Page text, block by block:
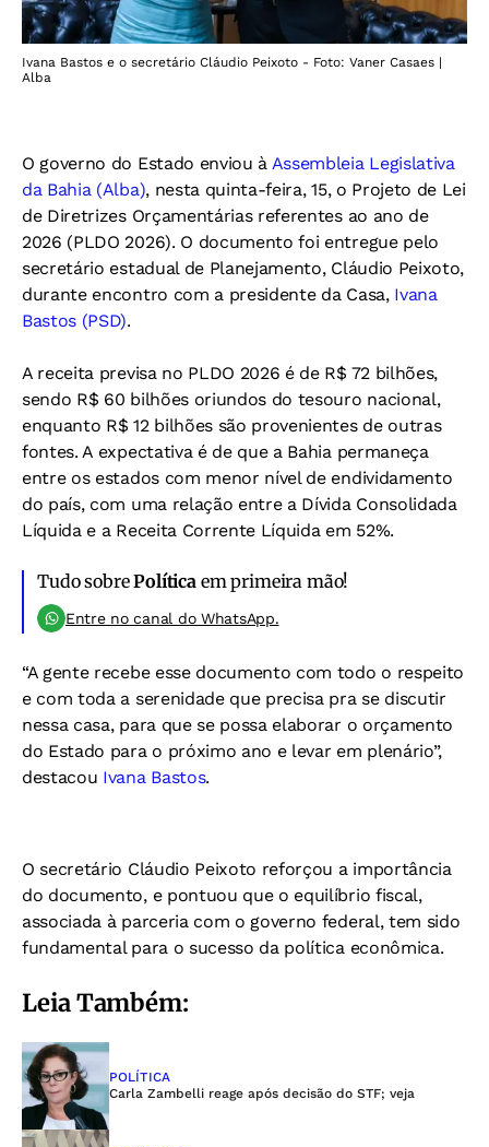
Ivana Bastos e o secretário Cláudio Peixoto - Foto: Vaner Casaes |
Alba
O governo do Estado enviou à Assembleia Legislativa
da Bahia (Alba), nesta quinta-feira, 15, o Projeto de Lei
de Diretrizes Orçamentárias referentes ao ano de
2026 (PLDO 2026). O documento foi entregue pelo
secretário estadual de Planejamento, Cláudio Peixoto,
durante encontro com a presidente da Casa, Ivana
Bastos (PSD).
A receita previsa no PLDO 2026 é de R$ 72 bilhões,
sendo R$ 60 bilhões oriundos do tesouro nacional,
enquanto R$ 12 bilhões são provenientes de outras
fontes. A expectativa é de que a Bahia permaneça
entre os estados com menor nível de endividamento
do país, com uma relação entre a Dívida Consolidada
Líquida e a Receita Corrente Líquida em 52%.
Tudo sobrePolíticaem primeira mão!
Entre no canal do WhatsApp.
“A gente recebe esse documento com todo o respeito
e com toda a serenidade que precisa pra se discutir
nessa casa, para que se possa elaborar o orçamento
do Estado para o próximo ano e levar em plenário”,
destacou Ivana Bastos.
O secretário Cláudio Peixoto reforçou a importância
do documento, e pontuou que o equilíbrio fiscal,
associada à parceria com o governo federal, tem sido
fundamental para o sucesso da política econômica.
Leia Também:
POLÍTICA
Carla Zambelli reage após decisão do STF; veja